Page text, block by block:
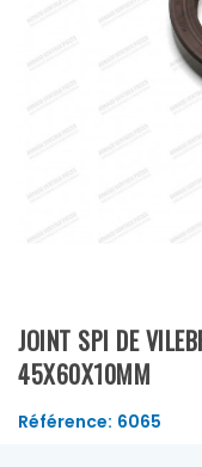
JOINT SPI DE
45X60X10MM
Référence: 6065